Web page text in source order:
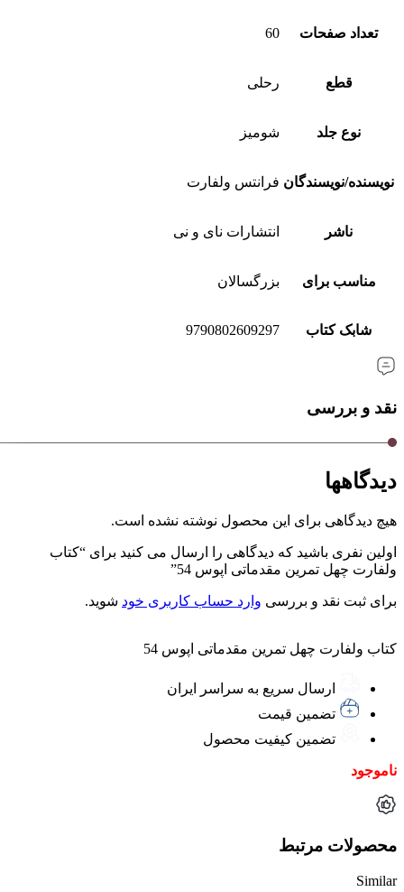
تعداد صفحات 60
قطع رحلی
نوع جلد شومیز
نویسنده/نویسندگان فرانتس ولفارت
ناشر انتشارات نای و نی
مناسب برای بزرگسالان
شابک کتاب 9790802609297
نقد و بررسی
دیدگاهها
هیچ دیدگاهی برای این محصول نوشته نشده است.
اولین نفری باشید که دیدگاهی را ارسال می کنید برای “کتاب
ولفارت چهل تمرین مقدماتی اپوس 54”
برای ثبت نقد و بررسی وارد حساب کاربری خود شوید.
کتاب ولفارت چهل تمرین مقدماتی اپوس 54
ارسال سریع به سراسر ایران
تضمین قیمت
تضمین کیفیت محصول
ناموجود
محصولات مرتبط
Similar